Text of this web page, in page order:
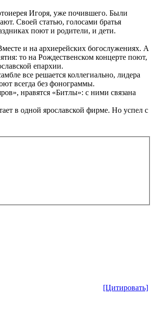
Игоря, уже почившего. Были
Своей статью, голосами братья
поют и родители, и дети.
и на архиерейских богослужениях. А
то на Рождественском концерте поют,
епархии.
все решается коллегиально, лидера
всегда без фонограммы.
нравятся «Битлы»: с ними связана
в одной ярославской фирме. Но успел с
[Цитировать]